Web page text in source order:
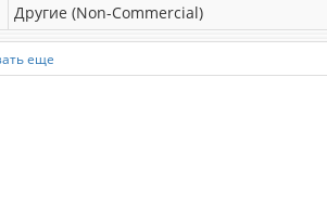
Другие (Non-Commercial)
еще